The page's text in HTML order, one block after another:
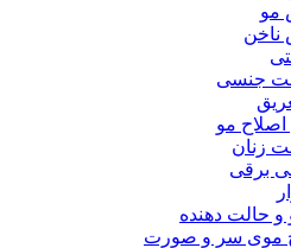
مو
ناخن
جنسی
اصلاح مو
زنان
برقی
و حالت دهنده
موی سر و صورت